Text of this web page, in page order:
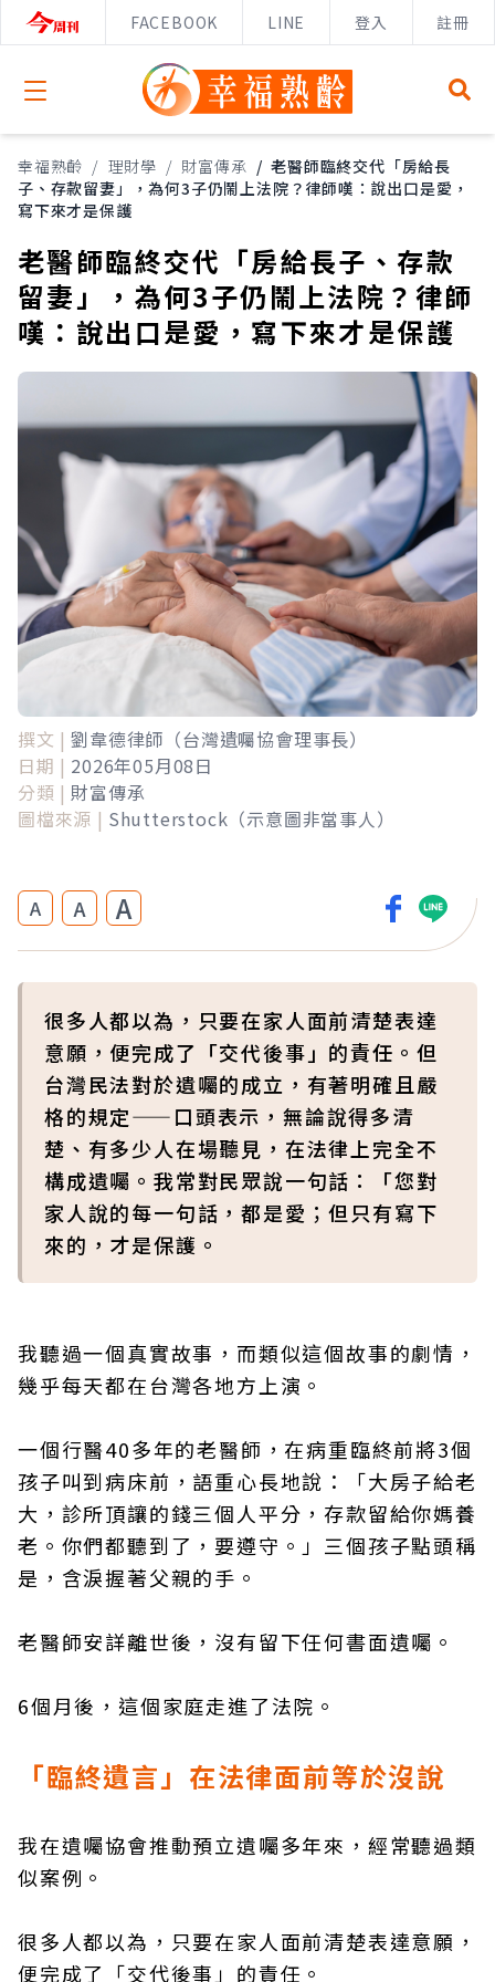
FACEBOOK LINE 登入 註冊
Open menu
幸福熟齡 / 理財學 / 財富傳承 / 老醫師臨終交代「房給長
子、存款留妻」，為何3子仍鬧上法院？律師嘆：說出口是愛，
寫下來才是保護
老醫師臨終交代「房給長子、存款
留妻」，為何3子仍鬧上法院？律師
嘆：說出口是愛，寫下來才是保護
撰文 | 劉韋德律師（台灣遺囑協會理事長）
日期 | 2026年05月08日
分類 | 財富傳承
圖檔來源 | Shutterstock（示意圖非當事人）
A A A
很多人都以為，只要在家人面前清楚表達
意願，便完成了「交代後事」的責任。但
台灣民法對於遺囑的成立，有著明確且嚴
格的規定——口頭表示，無論說得多清
楚、有多少人在場聽見，在法律上完全不
構成遺囑。我常對民眾說一句話：「您對
家人說的每一句話，都是愛；但只有寫下
來的，才是保護。
我聽過一個真實故事，而類似這個故事的劇情，
幾乎每天都在台灣各地方上演。
一個行醫40多年的老醫師，在病重臨終前將3個
孩子叫到病床前，語重心長地說：「大房子給老
大，診所頂讓的錢三個人平分，存款留給你媽養
老。你們都聽到了，要遵守。」三個孩子點頭稱
是，含淚握著父親的手。
老醫師安詳離世後，沒有留下任何書面遺囑。
6個月後，這個家庭走進了法院。
「臨終遺言」在法律面前等於沒說
我在遺囑協會推動預立遺囑多年來，經常聽過類
似案例。
很多人都以為，只要在家人面前清楚表達意願，
便完成了「交代後事」的責任。